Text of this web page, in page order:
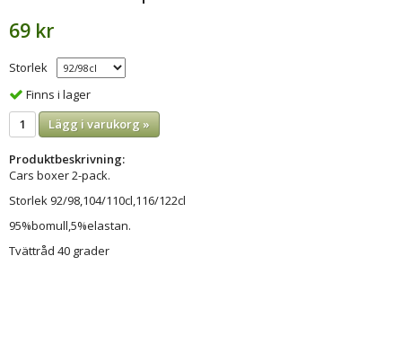
69 kr
Storlek
Finns i lager
Lägg i varukorg »
Produktbeskrivning:
Cars boxer 2-pack.
Storlek 92/98,104/110cl,116/122cl
95%bomull,5%elastan.
Tvättråd 40 grader